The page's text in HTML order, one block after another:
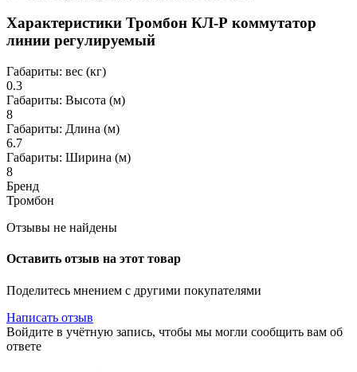
Характеристики Тромбон КЛ-Р коммутатор
линии регулируемый
Габариты: вес (кг)
0.3
Габариты: Высота (м)
8
Габариты: Длина (м)
6.7
Габариты: Ширина (м)
8
Бренд
Тромбон
Отзывы не найдены
Оставить отзыв на этот товар
Поделитесь мнением с другими покупателями
Написать отзыв
Войдите в учётную запись, чтобы мы могли сообщить вам об
ответе